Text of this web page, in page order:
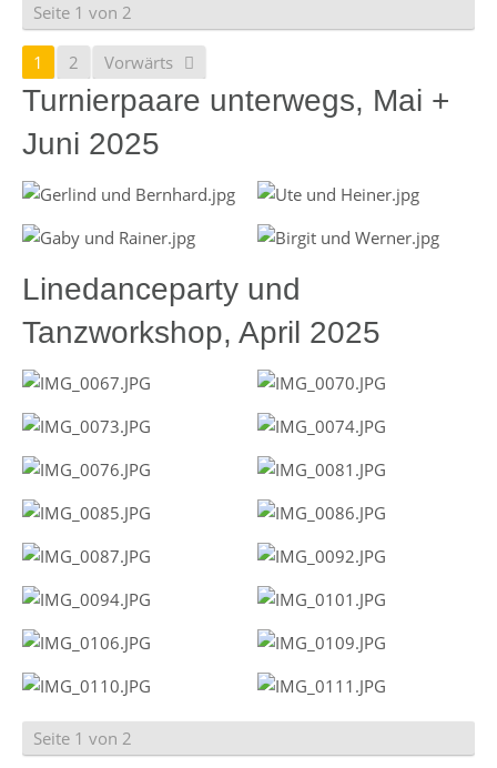
Seite 1 von 2
1 2 Vorwärts
Turnierpaare unterwegs, Mai +
Juni 2025
Linedanceparty und
Tanzworkshop, April 2025
Seite 1 von 2